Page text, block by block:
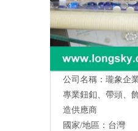
公司名稱：瓏象企
專業鈕釦、帶頭、
造供應商
國家/地區：台灣